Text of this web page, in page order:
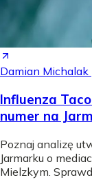
Damian Michalak
Influenza
numer na
Poznaj analizę
Jarmarku o
Mielzkym.